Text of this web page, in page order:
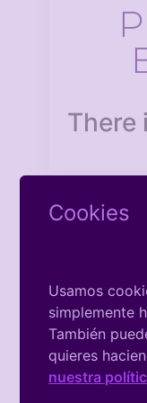
There
Cookies
Usamos
simplemente
También
quieres
nuestra